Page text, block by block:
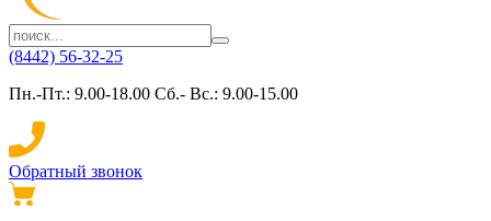
(8442) 56-32-25
Пн.-Пт.: 9.00-18.00 Сб.- Вс.: 9.00-15.00
Обратный звонок